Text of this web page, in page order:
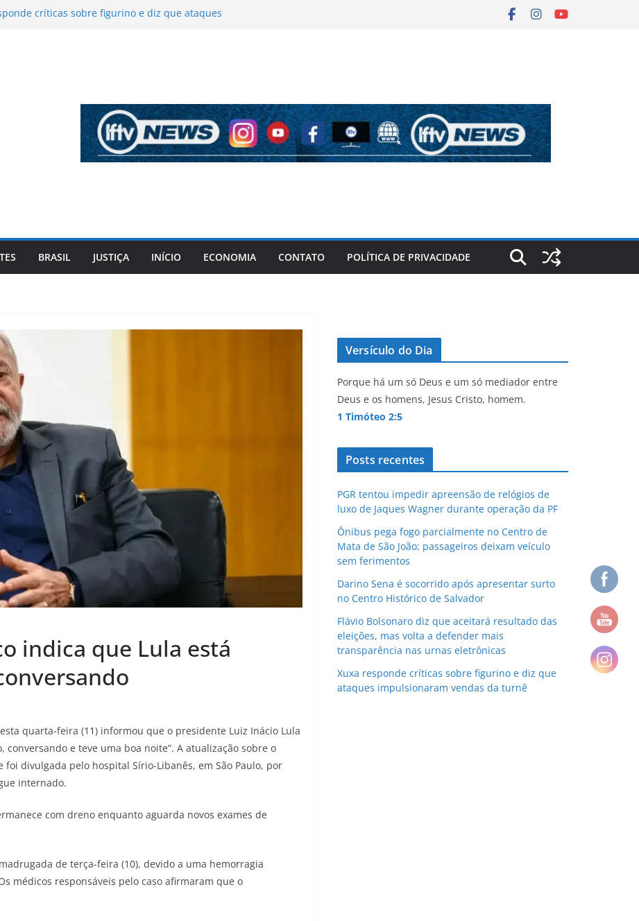
críticas sobre figurino e diz que ataques
diz que aceitará resultado das eleições,
a defender mais transparência nas urnas
BRASIL JUSTIÇA INÍCIO ECONOMIA CONTATO POLÍTICA DE PRIVACIDADE
indica que Lula está
quarta-feira (11) informou que o presidente Luiz Inácio Lula
conversando e teve uma boa noite”. A atualização sobre o
divulgada pelo hospital Sírio-Libanês, em São Paulo, por
internado.
com dreno enquanto aguarda novos exames de
de terça-feira (10), devido a uma hemorragia
médicos responsáveis pelo caso afirmaram que o
Versículo do Dia
Porque há um só Deus e um só mediador entre
Deus e os homens, Jesus Cristo, homem.
1 Timóteo 2:5
Posts recentes
PGR tentou impedir apreensão de relógios de
luxo de Jaques Wagner durante operação da PF
Ônibus pega fogo parcialmente no Centro de
Mata de São João; passageiros deixam veículo
sem ferimentos
Darino Sena é socorrido após apresentar surto
no Centro Histórico de Salvador
Flávio Bolsonaro diz que aceitará resultado das
eleições, mas volta a defender mais
transparência nas urnas eletrônicas
Xuxa responde críticas sobre figurino e diz que
ataques impulsionaram vendas da turnê